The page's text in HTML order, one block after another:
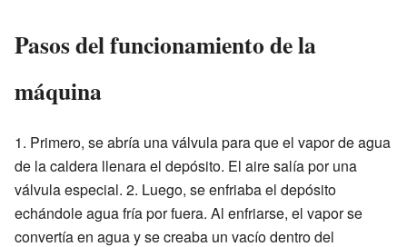
Pasos del funcionamiento de la
máquina
1. Primero, se abría una válvula para que el vapor de agua
de la caldera llenara el depósito. El aire salía por una
válvula especial. 2. Luego, se enfriaba el depósito
echándole agua fría por fuera. Al enfriarse, el vapor se
convertía en agua y se creaba un vacío dentro del